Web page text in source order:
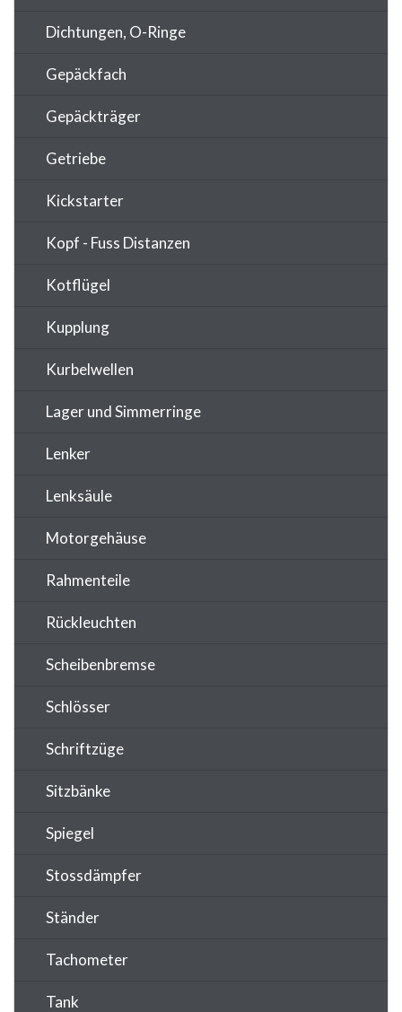
Dichtungen, O-Ringe
Gepäckfach
Gepäckträger
Getriebe
Kickstarter
Kopf - Fuss Distanzen
Kotflügel
Kupplung
Kurbelwellen
Lager und Simmerringe
Lenker
Lenksäule
Motorgehäuse
Rahmenteile
Rückleuchten
Scheibenbremse
Schlösser
Schriftzüge
Sitzbänke
Spiegel
Stossdämpfer
Ständer
Tachometer
Tank